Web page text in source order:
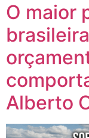
O maior
Alberto